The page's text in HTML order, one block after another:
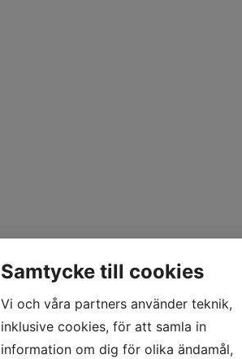
Samtycke till cookies
Vi och våra partners använder teknik,
inklusive cookies, för att samla in
information om dig för olika ändamål,